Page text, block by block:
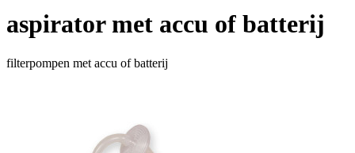
aspirator met accu of batterij
filterpompen met accu of batterij